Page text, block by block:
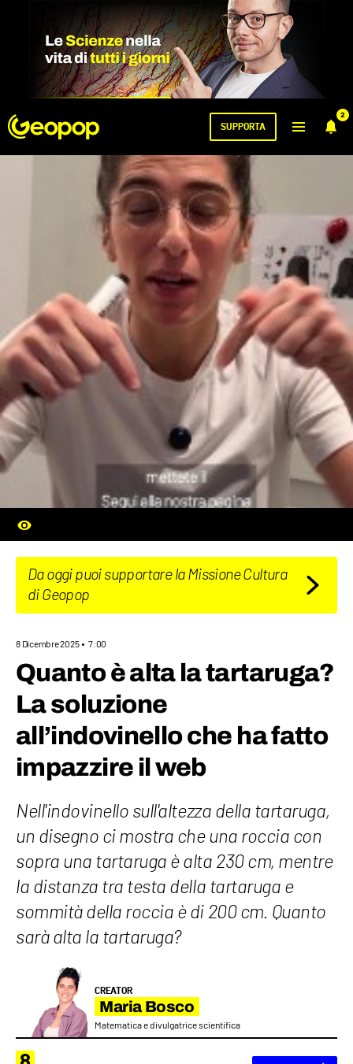
2
SUPPORTA
Da oggi puoi supportare la Missione Cultura
di Geopop
8 Dicembre 2025 7:00
Quanto è alta la tartaruga?
La soluzione
all’indovinello che ha fatto
impazzire il web
Nell'indovinello sull'altezza della tartaruga,
un disegno ci mostra che una roccia con
sopra una tartaruga è alta 230 cm, mentre
la distanza tra testa della tartaruga e
sommità della roccia è di 200 cm. Quanto
sarà alta la tartaruga?
CREATOR
Maria Bosco
Matematica e divulgatrice scientifica